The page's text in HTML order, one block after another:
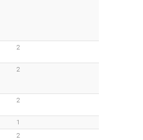
2
2
2
1
2